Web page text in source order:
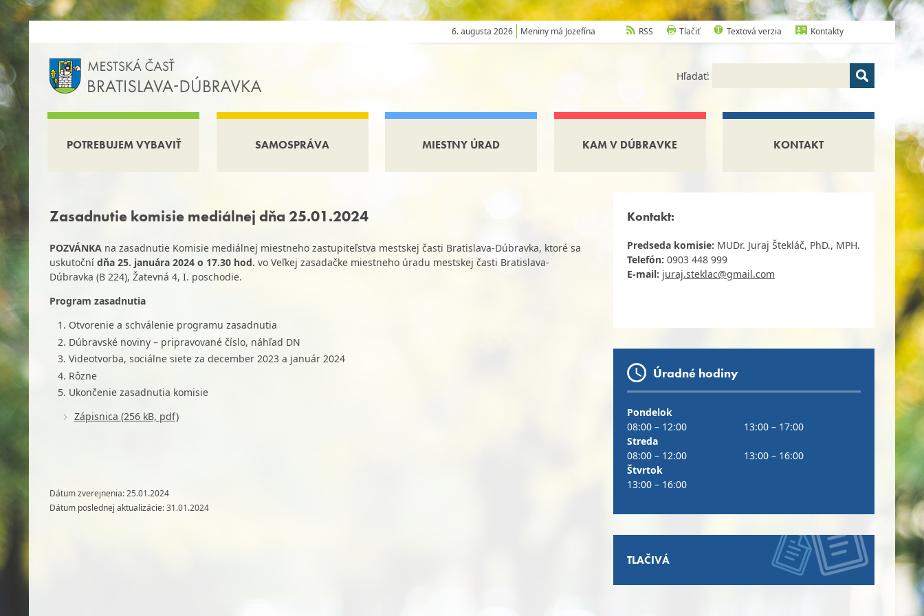
6. augusta 2026 Meniny má Jozefína RSS Tlačiť Textová verzia Kontakty
Hľadať:
POTREBUJEM VYBAVIŤ SAMOSPRÁVA MIESTNY ÚRAD KAM V DÚBRAVKE KONTAKT
Zasadnutie komisie mediálnej dňa 25.01.2024
POZVÁNKA na zasadnutie Komisie mediálnej miestneho zastupiteľstva mestskej časti Bratislava-Dúbravka, ktoré sa
uskutoční dňa 25. januára 2024 o 17.30 hod. vo Veľkej zasadačke miestneho úradu mestskej časti Bratislava-
Dúbravka (B 224), Žatevná 4, I. poschodie.
Program zasadnutia
Otvorenie a schválenie programu zasadnutia
Dúbravské noviny – pripravované číslo, náhľad DN
Videotvorba, sociálne siete za december 2023 a január 2024
Rôzne
Ukončenie zasadnutia komisie
Zápisnica (256 kB, pdf)
Dátum zverejnenia: 25.01.2024
Dátum poslednej aktualizácie: 31.01.2024
Kontakt:
Predseda komisie: MUDr. Juraj Štekláč, PhD., MPH.
Telefón: 0903 448 999
E-mail: juraj.steklac@gmail.com
Úradné hodiny
Pondelok
08:00 – 12:00
13:00 – 17:00
Streda
08:00 – 12:00
13:00 – 16:00
Štvrtok
13:00 – 16:00
TLAČIVÁ